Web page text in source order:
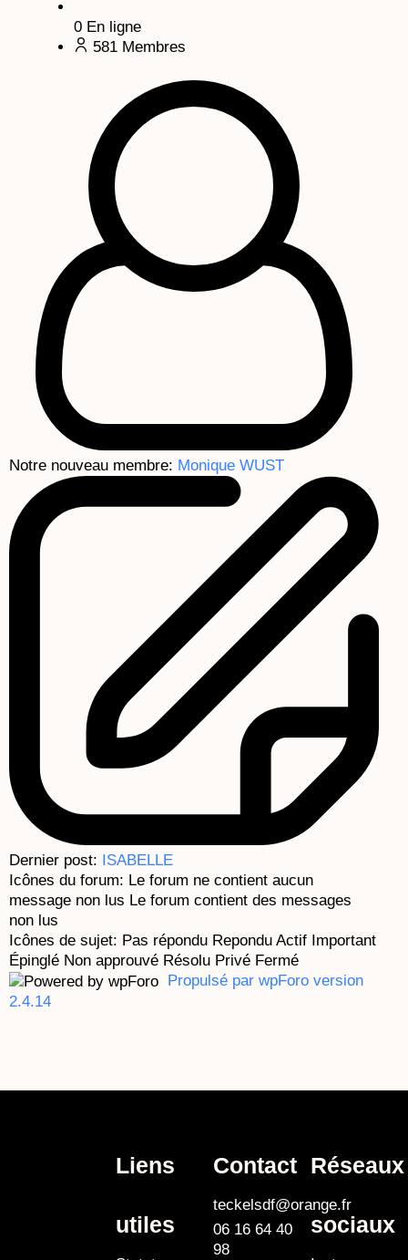
0 En ligne
581 Membres
Notre nouveau membre: Monique WUST
Dernier post:
ISABELLE
Icônes du forum: Le forum ne contient aucun
message non lus Le forum contient des messages
non lus
Icônes de sujet: Pas répondu Repondu Actif Important
Épinglé Non approuvé Résolu Privé Fermé
Propulsé par wpForo version
2.4.14
Liens
utiles
Contact
teckelsdf@orange.fr
06 16 64 40
98
Réseaux
sociaux